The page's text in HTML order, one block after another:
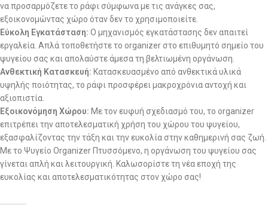
να προσαρμόζετε το ράφι σύμφωνα με τις ανάγκες σας,
εξοικονομώντας χώρο όταν δεν το χρησιμοποιείτε.
Εύκολη Εγκατάσταση: Ο μηχανισμός εγκατάστασης δεν απαιτεί
εργαλεία. Απλά τοποθετήστε το organizer στο επιθυμητό σημείο του
ψυγείου σας και απολαύστε άμεσα τη βελτιωμένη οργάνωση.
Ανθεκτική Κατασκευή: Κατασκευασμένο από ανθεκτικά υλικά
υψηλής ποιότητας, το ράφι προσφέρει μακροχρόνια αντοχή και
αξιοπιστία.
Εξοικονόμηση Χώρου: Με τον ευφυή σχεδιασμό του, το organizer
επιτρέπει την αποτελεσματική χρήση του χώρου του ψυγείου,
εξασφαλίζοντας την τάξη και την ευκολία στην καθημερινή σας ζωή.
Με το Ψυγείο Organizer Πτυσσόμενο, η οργάνωση του ψυγείου σας
γίνεται απλή και λειτουργική. Καλωσορίστε τη νέα εποχή της
ευκολίας και αποτελεσματικότητας στον χώρο σας!